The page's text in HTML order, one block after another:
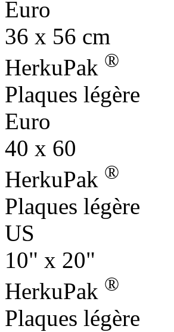
Euro
36 x 56 cm
HerkuPak ®
Plaques légère
Euro
40 x 60
HerkuPak ®
Plaques légère
US
10" x 20"
HerkuPak ®
Plaques légère